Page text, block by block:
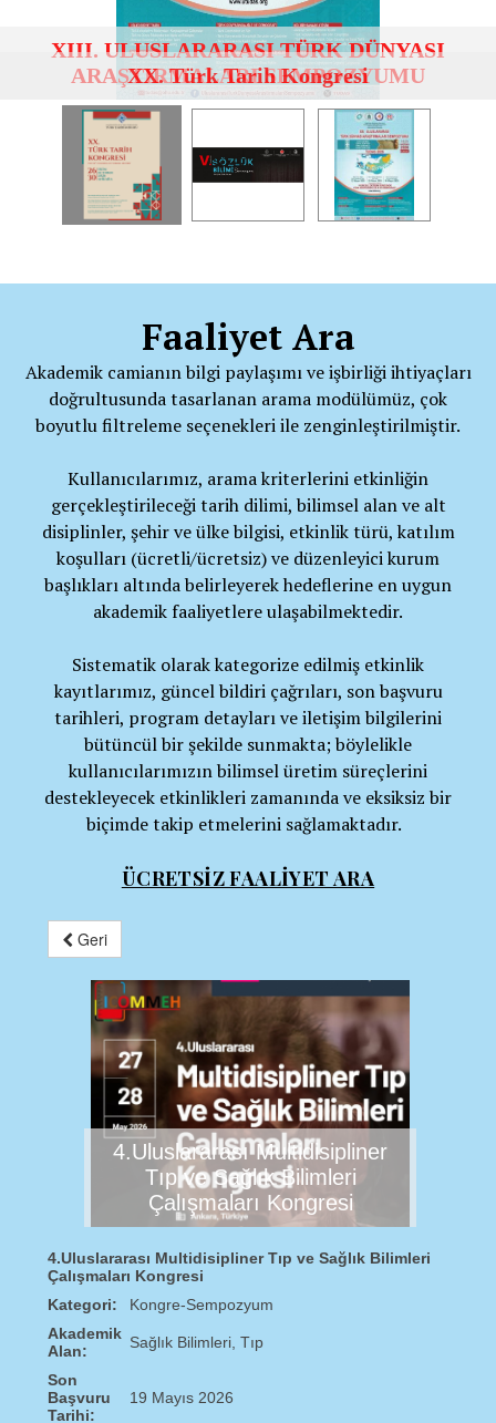
XX. Türk Tarih Kongresi
Faaliyet Ara
Akademik camianın bilgi paylaşımı ve işbirliği ihtiyaçları
doğrultusunda tasarlanan arama modülümüz, çok
boyutlu filtreleme seçenekleri ile zenginleştirilmiştir.
Kullanıcılarımız, arama kriterlerini etkinliğin
gerçekleştirileceği tarih dilimi, bilimsel alan ve alt
disiplinler, şehir ve ülke bilgisi, etkinlik türü, katılım
koşulları (ücretli/ücretsiz) ve düzenleyici kurum
başlıkları altında belirleyerek hedeflerine en uygun
akademik faaliyetlere ulaşabilmektedir.
Sistematik olarak kategorize edilmiş etkinlik
kayıtlarımız, güncel bildiri çağrıları, son başvuru
tarihleri, program detayları ve iletişim bilgilerini
bütüncül bir şekilde sunmakta; böylelikle
kullanıcılarımızın bilimsel üretim süreçlerini
destekleyecek etkinlikleri zamanında ve eksiksiz bir
biçimde takip etmelerini sağlamaktadır.
ÜCRETSİZ FAALİYET ARA
Geri
4.Uluslararası Multidisipliner
Tıp ve Sağlık Bilimleri
Çalışmaları Kongresi
4.Uluslararası Multidisipliner Tıp ve Sağlık Bilimleri
Çalışmaları Kongresi
Kategori:
Kongre-Sempozyum
Akademik
Alan:
Sağlık Bilimleri, Tıp
Son
Başvuru
Tarihi:
19 Mayıs 2026